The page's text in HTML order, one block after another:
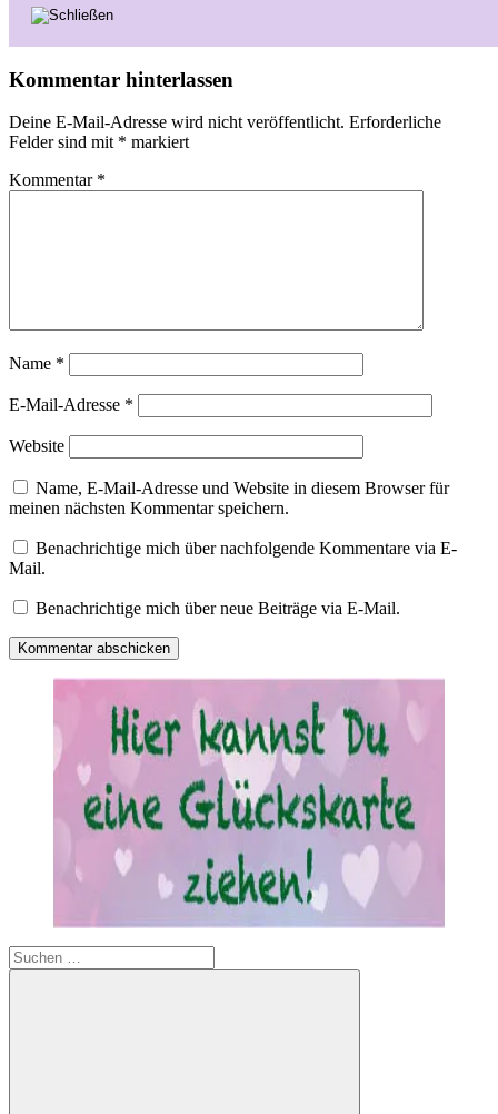
Kommentar hinterlassen
Deine E-Mail-Adresse wird nicht veröffentlicht. Erforderliche
Felder sind mit * markiert
Kommentar *
Name *
E-Mail-Adresse *
Website
Name, E-Mail-Adresse und Website in diesem Browser für
meinen nächsten Kommentar speichern.
Benachrichtige mich über nachfolgende Kommentare via E-
Mail.
Benachrichtige mich über neue Beiträge via E-Mail.
Suchen
nach: